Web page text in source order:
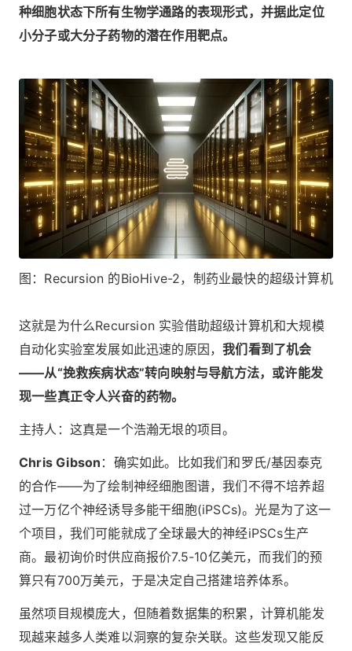
种细胞状态下所有生物学通路的表现形式，并据此定位
小分子或大分子药物的潜在作用靶点。
图：Recursion 的BioHive-2，制药业最快的超级计算机
这就是为什么Recursion 实验借助超级计算机和大规模
自动化实验室发展如此迅速的原因，我们看到了机会
——从“挽救疾病状态”转向映射与导航方法，或许能发
现一些真正令人兴奋的药物。
主持人：这真是一个浩瀚无垠的项目。
Chris Gibson ：确实如此。比如我们和罗氏/基因泰克
的合作——为了绘制神经细胞图谱，我们不得不培养超
过一万亿个神经诱导多能干细胞(iPSCs)。光是为了这一
个项目，我们可能就成了全球最大的神经iPSCs生产
商。最初询价时供应商报价7.5-10亿美元，而我们的预
算只有700万美元，于是决定自己搭建培养体系。
虽然项目规模庞大，但随着数据集的积累，计算机能发
现越来越多人类难以洞察的复杂关联。这些发现又能反